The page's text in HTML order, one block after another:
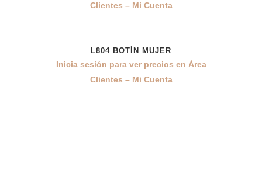
Clientes – Mi Cuenta
L804 BOTÍN MUJER
Inicia sesión para ver precios en Área
Clientes – Mi Cuenta